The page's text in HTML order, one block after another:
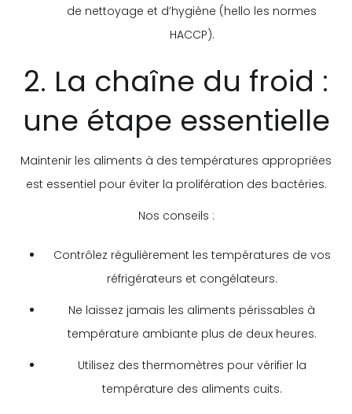
de nettoyage et d’hygiène (hello les normes
HACCP).
2. La chaîne du froid :
une étape essentielle
Maintenir les aliments à des températures appropriées
est essentiel pour éviter la prolifération des bactéries.
Nos conseils :
Contrôlez régulièrement les températures de vos
réfrigérateurs et congélateurs.
Ne laissez jamais les aliments périssables à
température ambiante plus de deux heures.
Utilisez des thermomètres pour vérifier la
température des aliments cuits.